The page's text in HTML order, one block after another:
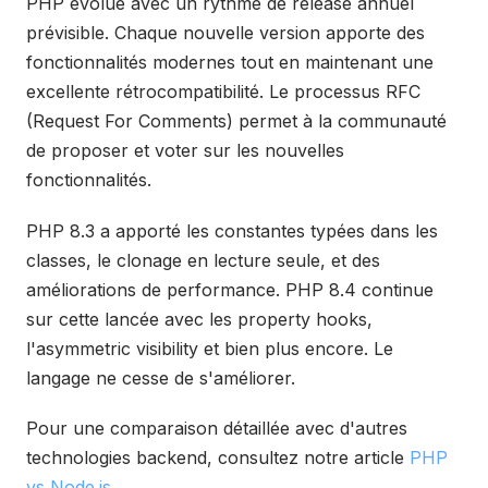
prévisible. Chaque nouvelle version apporte des
fonctionnalités modernes tout en maintenant une
excellente rétrocompatibilité. Le processus RFC
(Request For Comments) permet à la communauté
de proposer et voter sur les nouvelles
fonctionnalités.
PHP 8.3 a apporté les constantes typées dans les
classes, le clonage en lecture seule, et des
améliorations de performance. PHP 8.4 continue
sur cette lancée avec les property hooks,
l'asymmetric visibility et bien plus encore. Le
langage ne cesse de s'améliorer.
Pour une comparaison détaillée avec d'autres
technologies backend, consultez notre article PHP